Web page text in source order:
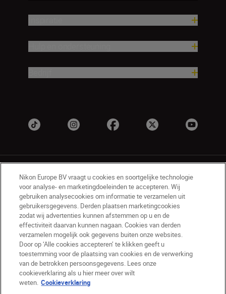
BE(nl) Nikon Sites
Contact opnemen
Privacyverklaring
Gebruiksvoorwaarden
Nikon Store - Algemene voorwaarden
Cookieverklaring
Toegankelijkheid
Cookie-instellingen
© 2026 Nikon
Nikon Europe BV vraagt u cookies en soortgelijke technologie
voor analyse- en marketingdoeleinden te accepteren. Wij
gebruiken analysecookies om informatie te verzamelen uit
gebruikersgegevens. Derden plaatsen marketingcookies
zodat wij advertenties kunnen afstemmen op u en de
effectiviteit daarvan kunnen nagaan. Cookies van derden
verzamelen mogelijk ook gegevens buiten onze websites.
Door op ‘Alle cookies accepteren’ te klikken geeft u
toestemming voor de plaatsing van cookies en de verwerking
van de betrokken persoonsgegevens. Lees onze
cookieverklaring als u hier meer over wilt
weten. Cookieverklaring